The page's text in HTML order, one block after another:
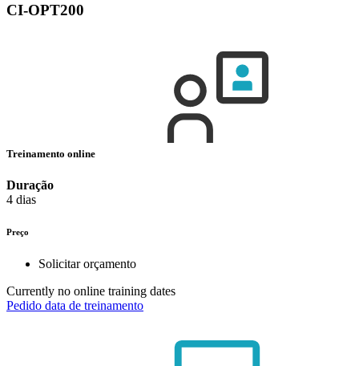
CI-OPT200
Treinamento online
Duração
4 dias
Preço
Solicitar orçamento
Currently no online training dates
Pedido data de treinamento